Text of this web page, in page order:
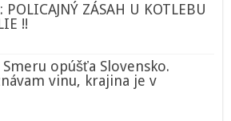
POLICAJNÝ ZÁSAH U KOTLEBU
!!
Smeru opúšťa Slovensko.
vinu, krajina je v